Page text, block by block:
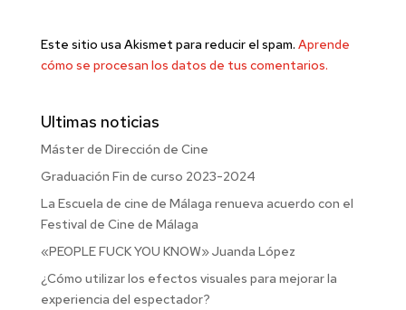
Este sitio usa Akismet para reducir el spam. Aprende
cómo se procesan los datos de tus comentarios.
Ultimas noticias
Máster de Dirección de Cine
Graduación Fin de curso 2023-2024
La Escuela de cine de Málaga renueva acuerdo con el
Festival de Cine de Málaga
«PEOPLE FUCK YOU KNOW» Juanda López
¿Cómo utilizar los efectos visuales para mejorar la
experiencia del espectador?